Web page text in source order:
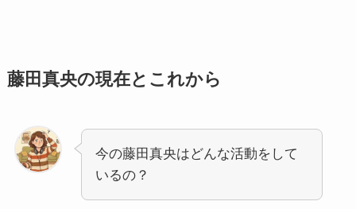
藤田真央の現在とこれから
今の藤田真央はどんな活動をして
いるの？